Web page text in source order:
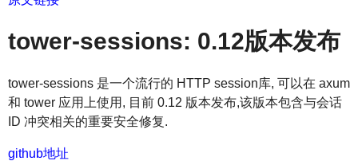
tower-sessions: 0.12版本发布
tower-sessions 是一个流行的 HTTP session库, 可以在 axum
和 tower 应用上使用, 目前 0.12 版本发布,该版本包含与会话
ID 冲突相关的重要安全修复.
github地址